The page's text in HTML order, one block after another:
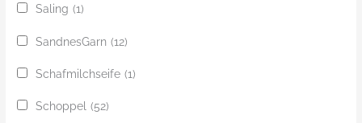
Saling (1)
SandnesGarn (12)
Schafmilchseife (1)
Schoppel (52)